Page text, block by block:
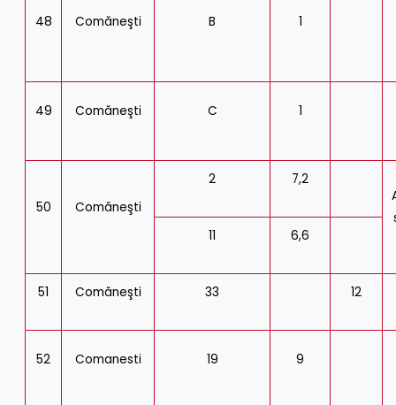
48 Comăneşti B 1
49 Comăneşti C 1
50 Comăneşti
2
7,2
11
6,6
51 Comăneşti 33 12
52 Comanesti 19 9